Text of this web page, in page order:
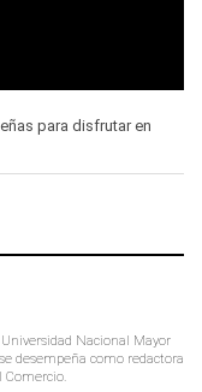
para disfrutar en
Nacional Mayor
desempeña como redactora
Comercio.